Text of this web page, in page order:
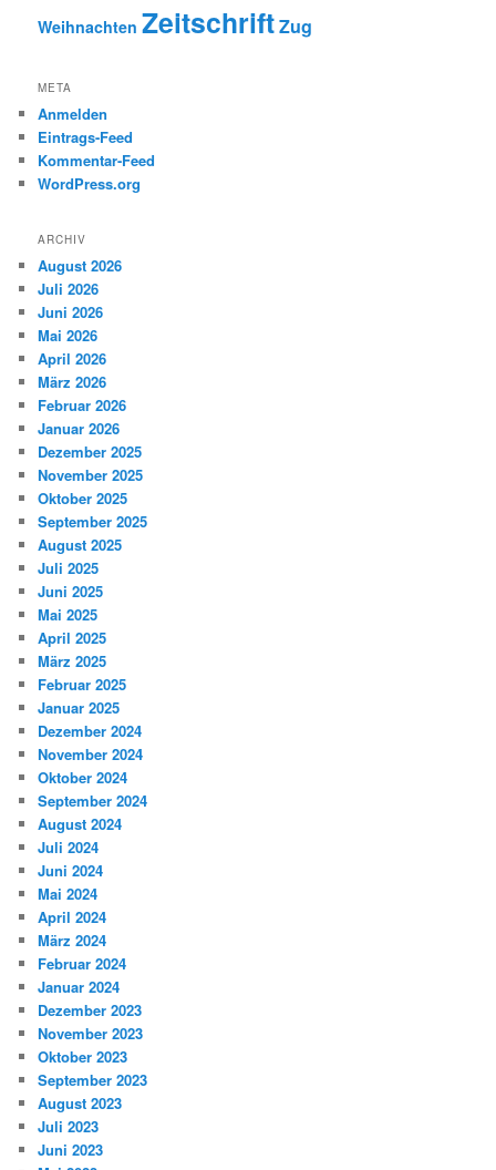
Weihnachten ZeitschriftZug
META
Anmelden
Eintrags-Feed
Kommentar-Feed
WordPress.org
ARCHIV
August 2026
Juli 2026
Juni 2026
Mai 2026
April 2026
März 2026
Februar 2026
Januar 2026
Dezember 2025
November 2025
Oktober 2025
September 2025
August 2025
Juli 2025
Juni 2025
Mai 2025
April 2025
März 2025
Februar 2025
Januar 2025
Dezember 2024
November 2024
Oktober 2024
September 2024
August 2024
Juli 2024
Juni 2024
Mai 2024
April 2024
März 2024
Februar 2024
Januar 2024
Dezember 2023
November 2023
Oktober 2023
September 2023
August 2023
Juli 2023
Juni 2023